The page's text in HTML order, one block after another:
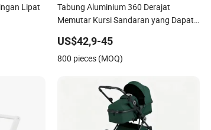
Lipat
Tabung Aluminium 360 Derajat
Memutar Kursi Sandaran yang Dapat
US$42,9-45
800 pieces (MOQ)